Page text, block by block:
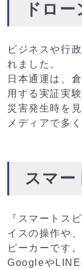
ドロー
ビジネスや行
れました。
日本通運は、
用する実証実
災害発生時を
メディアで多
スマー
『スマートス
イスの操作や
ピーカーです。
GoogleやLINE